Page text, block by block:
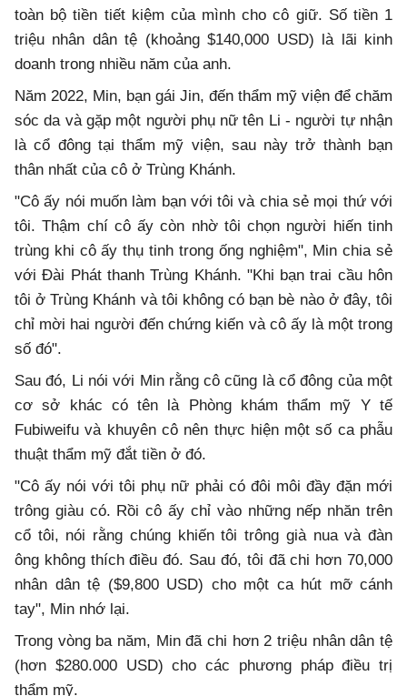
toàn bộ tiền tiết kiệm của mình cho cô giữ. Số tiền 1
triệu nhân dân tệ (khoảng $140,000 USD) là lãi kinh
doanh trong nhiều năm của anh.
Năm 2022, Min, bạn gái Jin, đến thẩm mỹ viện để chăm
sóc da và gặp một người phụ nữ tên Li - người tự nhận
là cổ đông tại thẩm mỹ viện, sau này trở thành bạn
thân nhất của cô ở Trùng Khánh.
"Cô ấy nói muốn làm bạn với tôi và chia sẻ mọi thứ với
tôi. Thậm chí cô ấy còn nhờ tôi chọn người hiến tinh
trùng khi cô ấy thụ tinh trong ống nghiệm", Min chia sẻ
với Đài Phát thanh Trùng Khánh. "Khi bạn trai cầu hôn
tôi ở Trùng Khánh và tôi không có bạn bè nào ở đây, tôi
chỉ mời hai người đến chứng kiến và cô ấy là một trong
số đó".
Sau đó, Li nói với Min rằng cô cũng là cổ đông của một
cơ sở khác có tên là Phòng khám thẩm mỹ Y tế
Fubiweifu và khuyên cô nên thực hiện một số ca phẫu
thuật thẩm mỹ đắt tiền ở đó.
"Cô ấy nói với tôi phụ nữ phải có đôi môi đầy đặn mới
trông giàu có. Rồi cô ấy chỉ vào những nếp nhăn trên
cổ tôi, nói rằng chúng khiến tôi trông già nua và đàn
ông không thích điều đó. Sau đó, tôi đã chi hơn 70,000
nhân dân tệ ($9,800 USD) cho một ca hút mỡ cánh
tay", Min nhớ lại.
Trong vòng ba năm, Min đã chi hơn 2 triệu nhân dân tệ
(hơn $280.000 USD) cho các phương pháp điều trị
thẩm mỹ.